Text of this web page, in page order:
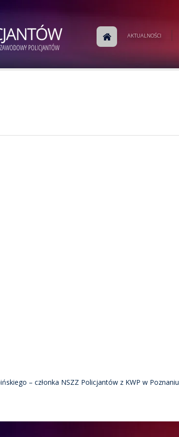
AKTUALNOŚCI
– członka NSZZ Policjantów z KWP w Poznaniu